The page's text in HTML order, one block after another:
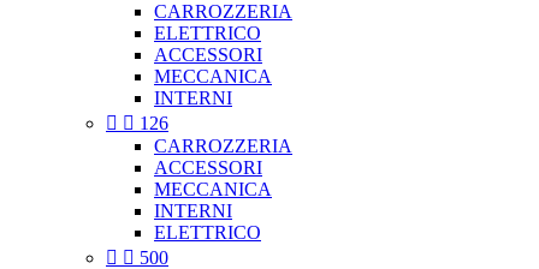
CARROZZERIA
ELETTRICO
ACCESSORI
MECCANICA
INTERNI
  126
CARROZZERIA
ACCESSORI
MECCANICA
INTERNI
ELETTRICO
  500